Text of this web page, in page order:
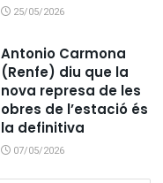
25/05/2026
Antonio Carmona
(Renfe) diu que la
nova represa de les
obres de l’estació és
la definitiva
07/05/2026